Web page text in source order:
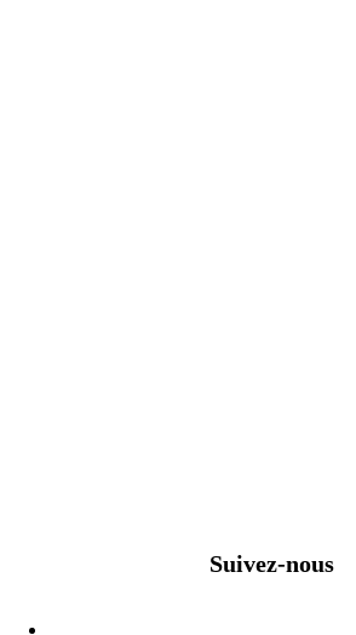
Suivez-nous